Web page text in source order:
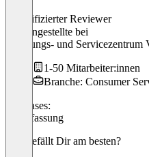
Verifizierter Reviewer
Büroangestellte bei
Schulungs- und Servicezentrum
1-50 Mitarbeiter:innen
Branche: Consumer
Use cases:
Zeiterfassung
Was gefällt Dir am besten?